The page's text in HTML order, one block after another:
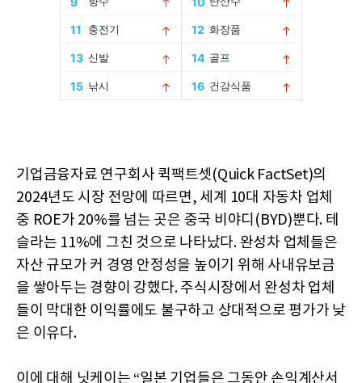
기업금융자료 연구회사 퀵팩트셋(Quick FactSet)의
2024년도 시장 전망에 따르면, 세계 10대 자동차 업체
중 ROE가 20%를 넘는 곳은 중국 비야디(BYD)뿐다. 테
슬라는 11%에 그친 것으로 나타났다. 완성차 업체들은
자산 규모가 커 경영 안정성을 높이기 위해 사내유보금
을 쌓아두는 경향이 강했다. 주식시장에서 완성차 업체
들이 막대한 이익률에도 불구하고 상대적으로 평가가 낮
은 이유다.
이에 대해 닛케이는 “일본 기업들은 그동안 손익계산서